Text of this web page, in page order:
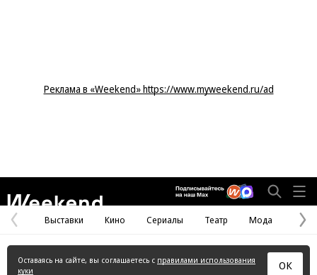
Реклама в «Weekend» https://www.myweekend.ru/ad
Предыдущая
страница
Выставки Кино Сериалы Театр Мода
Оставаясь на сайте, вы соглашаетесь с правилами использования
куки
ОК